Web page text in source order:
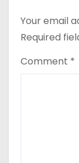
Your email
Required
Comment *